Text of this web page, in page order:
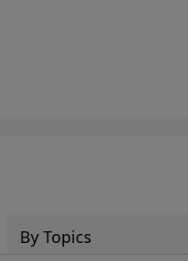
By Topics